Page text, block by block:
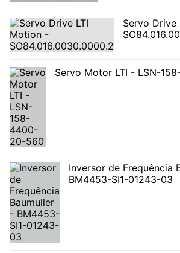
Servo Drive
Servo Motor LTI - LSN-
Inversor de Frequência
BM4453-SI1-01243-03